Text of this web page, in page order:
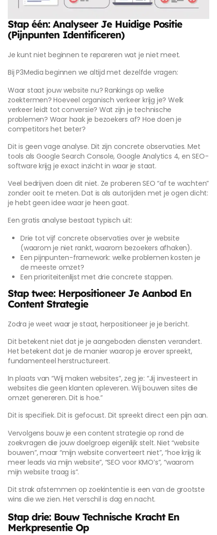
Stap één: Analyseer Je Huidige Positie
(Pijnpunten Identificeren)
Je kunt niet beginnen te repareren wat je niet meet.
Bij P3Media beginnen we altijd met dezelfde vragen:
Waar staat jouw website nu? Rankings op welke
zoektermen? Hoeveel organisch verkeer krijg je? Welk
verkeer leidt tot conversie? Wat zijn je technische
problemen? Waar haak je bezoekers af? Hoe doen je
competitors het beter?
Dit is geen vage analyse. Dit zijn concrete observaties. Met
tools als Google Search Console, Google Analytics 4, en SEO-
software krijg je exact inzicht in waar je staat.
Veel bedrijven doen dit niet. Ze proberen SEO “af te wachten”
zonder ooit te meten. Dat is als autorijden met je ogen dicht:
je hebt geen idee waar je heen gaat.
Een gratis analyse bestaat typisch uit:
Drie tot vijf concrete observaties over je website
(waarom je niet rankt, waarom bezoekers afhaken).
Een pijnpunten-framework: welke problemen kosten je
de meeste omzet?
Een prioriteitenlijst met drie concrete stappen.
Stap twee: Herpositioneer Je Aanbod En
Content Strategie
Zodra je weet waar je staat, herpositioneer je je bericht.
Dit betekent niet dat je je aangeboden diensten verandert.
Het betekent dat je de manier waarop je erover spreekt,
fundamenteel herstructureert.
In plaats van “Wij maken websites”, zeg je: “Jij investeert in
websites die geen klanten opleveren. Wij bouwen sites die
omzet genereren. Dit is hoe.”
Dit is specifiek. Dit is gefocust. Dit spreekt direct een pijn aan.
Vervolgens bouw je een content strategie op rond de
zoekvragen die jouw doelgroep eigenlijk stelt. Niet “website
bouwen”, maar “mijn website converteert niet”, “hoe krijg ik
meer leads via mijn website”, “SEO voor KMO’s”, “waarom
mijn website traag is”.
Dit strak afstemmen op zoekintentie is een van de grootste
wins die we zien. Het verschil is dag en nacht.
Stap drie: Bouw Technische Kracht En
Merkpresentie Op